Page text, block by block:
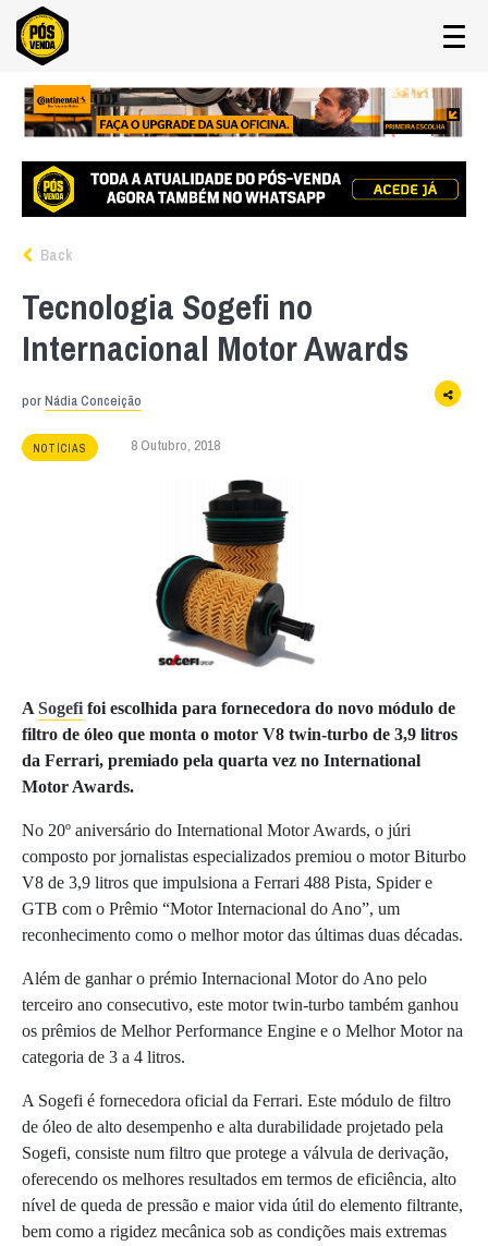
Back
Tecnologia Sogefi no
Internacional Motor Awards
porNádia Conceição
NOTÍCIAS 8 Outubro, 2018
A Sogefi foi escolhida para fornecedora do novo módulo de
filtro de óleo que monta o motor V8 twin-turbo de 3,9 litros
da Ferrari, premiado pela quarta vez no International
Motor Awards.
No 20º aniversário do International Motor Awards, o júri
composto por jornalistas especializados premiou o motor Biturbo
V8 de 3,9 litros que impulsiona a Ferrari 488 Pista, Spider e
GTB com o Prêmio “Motor Internacional do Ano”, um
reconhecimento como o melhor motor das últimas duas décadas.
Além de ganhar o prémio Internacional Motor do Ano pelo
terceiro ano consecutivo, este motor twin-turbo também ganhou
os prêmios de Melhor Performance Engine e o Melhor Motor na
categoria de 3 a 4 litros.
A Sogefi é fornecedora oficial da Ferrari. Este módulo de filtro
de óleo de alto desempenho e alta durabilidade projetado pela
Sogefi, consiste num filtro que protege a válvula de derivação,
oferecendo os melhores resultados em termos de eficiência, alto
nível de queda de pressão e maior vida útil do elemento filtrante,
bem como a rigidez mecânica sob as condições mais extremas